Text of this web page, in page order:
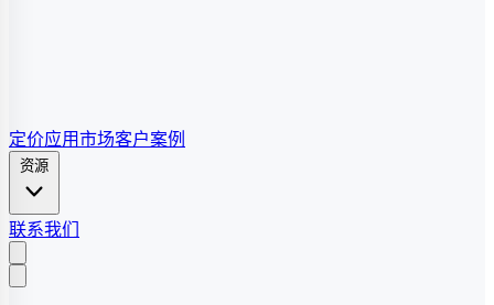
定价应用市场客户案例
联系我们